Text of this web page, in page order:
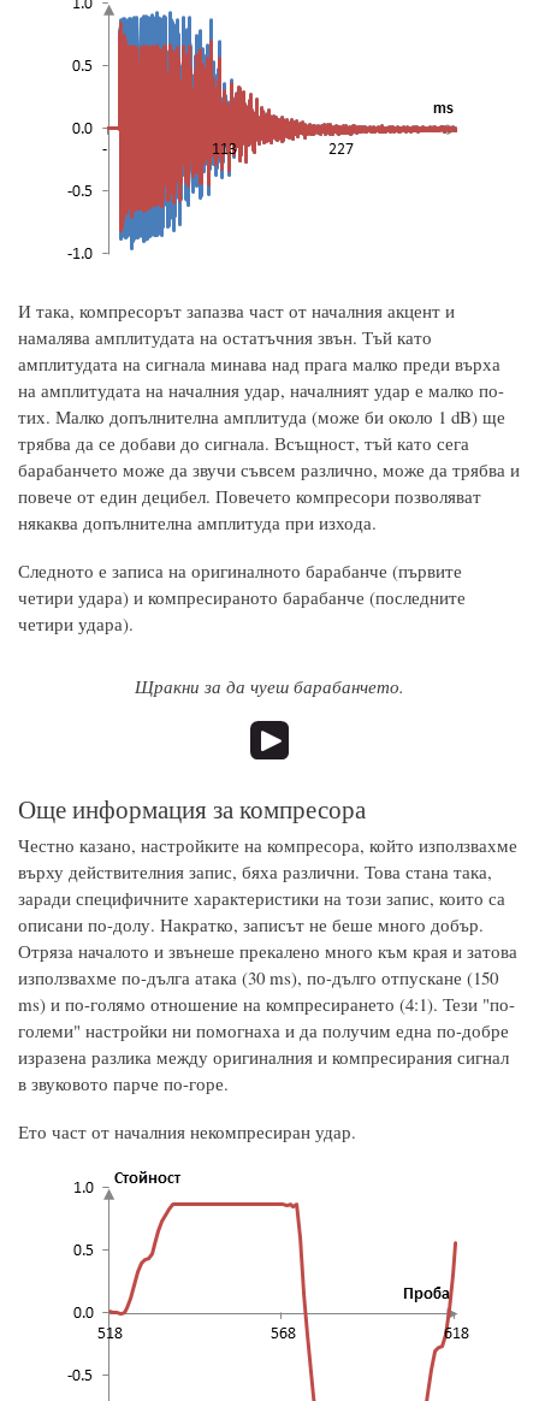
И така, компресорът запазва част от началния акцент и
намалява амплитудата на остатъчния звън. Тъй като
амплитудата на сигнала минава над прага малко преди върха
на амплитудата на началния удар, началният удар е малко по-
тих. Малко допълнителна амплитуда (може би около 1 dB) ще
трябва да се добави до сигнала. Всъщност, тъй като сега
барабанчето може да звучи съвсем различно, може да трябва и
повече от един децибел. Повечето компресори позволяват
някаква допълнителна амплитуда при изхода.
Следното е записа на оригиналното барабанче (първите
четири удара) и компресираното барабанче (последните
четири удара).
Щракни за да чуеш барабанчето.
Още информация за компресора
Честно казано, настройките на компресора, който използвахме
върху действителния запис, бяха различни. Това стана така,
заради специфичните характеристики на този запис, които са
описани по-долу. Накратко, записът не беше много добър.
Отряза началото и звънеше прекалено много към края и затова
използвахме по-дълга атака (30 ms), по-дълго отпускане (150
ms) и по-голямо отношение на компресирането (4:1). Тези "по-
големи" настройки ни помогнаха и да получим една по-добре
изразена разлика между оригиналния и компресирания сигнал
в звуковото парче по-горе.
Ето част от началния некомпресиран удар.